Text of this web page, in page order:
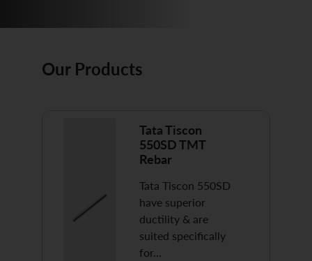
Our Products
Tata Tiscon
550SD TMT
Rebar
Tata Tiscon 550SD
have superior
ductility & are
suited specifically
for…